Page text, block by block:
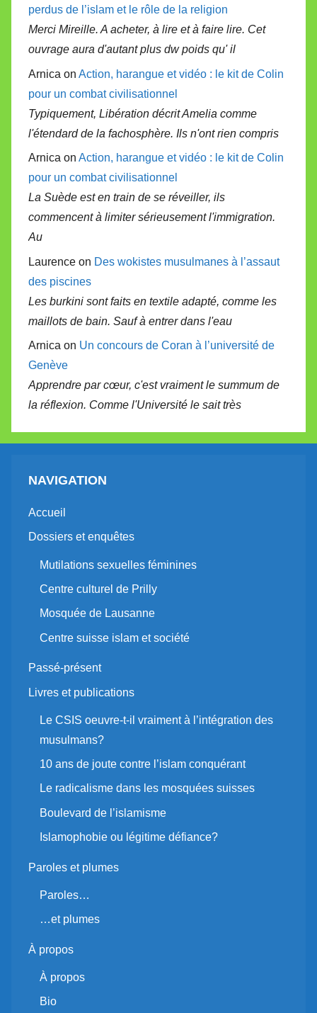
perdus de l’islam et le rôle de la religion
Merci Mireille. A acheter, à lire et à faire lire. Cet
ouvrage aura d'autant plus dw poids qu' il
Arnica on Action, harangue et vidéo : le kit de Colin
pour un combat civilisationnel
Typiquement, Libération décrit Amelia comme
l'étendard de la fachosphère. Ils n'ont rien compris
Arnica on Action, harangue et vidéo : le kit de Colin
pour un combat civilisationnel
La Suède est en train de se réveiller, ils
commencent à limiter sérieusement l'immigration.
Au
Laurence on Des wokistes musulmanes à l’assaut
des piscines
Les burkini sont faits en textile adapté, comme les
maillots de bain. Sauf à entrer dans l'eau
Arnica on Un concours de Coran à l’université de
Genève
Apprendre par cœur, c'est vraiment le summum de
la réflexion. Comme l'Université le sait très
NAVIGATION
Accueil
Dossiers et enquêtes
Mutilations sexuelles féminines
Centre culturel de Prilly
Mosquée de Lausanne
Centre suisse islam et société
Passé-présent
Livres et publications
Le CSIS oeuvre-t-il vraiment à l’intégration des
musulmans?
10 ans de joute contre l’islam conquérant
Le radicalisme dans les mosquées suisses
Boulevard de l’islamisme
Islamophobie ou légitime défiance?
Paroles et plumes
Paroles…
…et plumes
À propos
À propos
Bio